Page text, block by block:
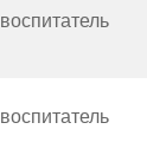
воспитатель
воспитатель